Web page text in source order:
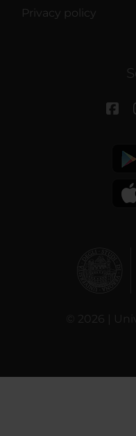
Privacy policy
© 2026 |